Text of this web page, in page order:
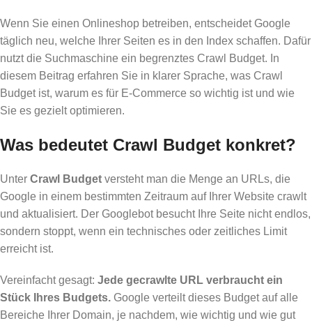
Wenn Sie einen Onlineshop betreiben, entscheidet Google
täglich neu, welche Ihrer Seiten es in den Index schaffen. Dafür
nutzt die Suchmaschine ein begrenztes Crawl Budget. In
diesem Beitrag erfahren Sie in klarer Sprache, was Crawl
Budget ist, warum es für E‑Commerce so wichtig ist und wie
Sie es gezielt optimieren.
Was bedeutet Crawl Budget konkret?
Unter Crawl Budget versteht man die Menge an URLs, die
Google in einem bestimmten Zeitraum auf Ihrer Website crawlt
und aktualisiert. Der Googlebot besucht Ihre Seite nicht endlos,
sondern stoppt, wenn ein technisches oder zeitliches Limit
erreicht ist.
Vereinfacht gesagt: Jede gecrawlte URL verbraucht ein
Stück Ihres Budgets. Google verteilt dieses Budget auf alle
Bereiche Ihrer Domain, je nachdem, wie wichtig und wie gut